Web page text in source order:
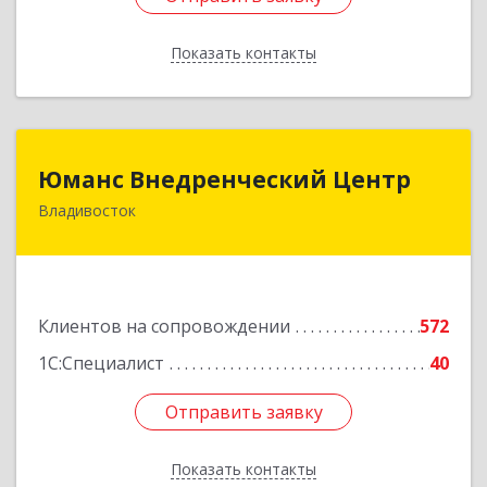
Показать контакты
Назад
Юманс Внедренческий Центр
Владивосток
Клиентов на сопровождении
572
1С:Специалист
40
Отправить заявку
Показать контакты
Юманс Внедренческий Центр
690014, Приморский край, Владивосток г,
Отправить заявку
Назад